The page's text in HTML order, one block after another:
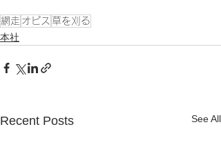
網走 オピス 草を刈る
本社
Recent Posts See All